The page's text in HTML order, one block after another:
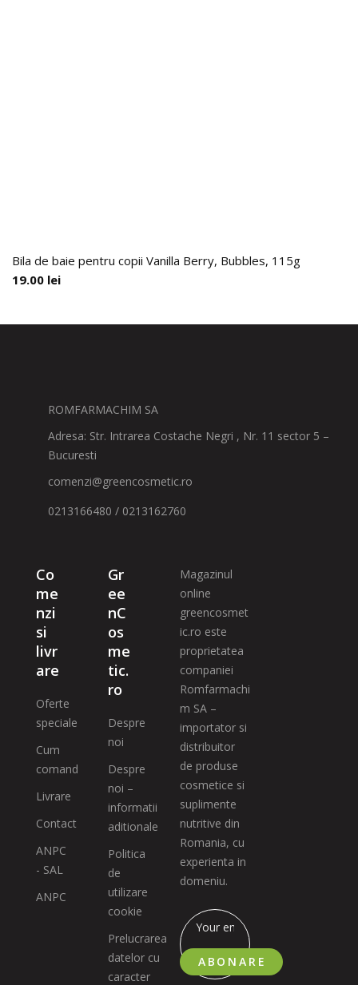
Bila de baie pentru copii Vanilla Berry, Bubbles, 115g
19.00 lei
ROMFARMACHIM SA
Adresa: Str. Intrarea Costache Negri , Nr. 11 sector 5 –
Bucuresti
comenzi@greencosmetic.ro
0213166480 / 0213162760
Co
me
nzi
si
livr
are
Oferte
speciale
Cum
comand
Livrare
Contact
ANPC
- SAL
ANPC
Gr
ee
nC
os
me
tic.
ro
Despre
noi
Despre
noi –
informatii
aditionale
Politica
de
utilizare
cookie
Prelucrarea
datelor cu
caracter
Magazinul
online
greencosmet
ic.ro este
proprietatea
companiei
Romfarmachi
m SA –
importator si
distribuitor
de produse
cosmetice si
suplimente
nutritive din
Romania, cu
experienta in
domeniu.
ABONARE